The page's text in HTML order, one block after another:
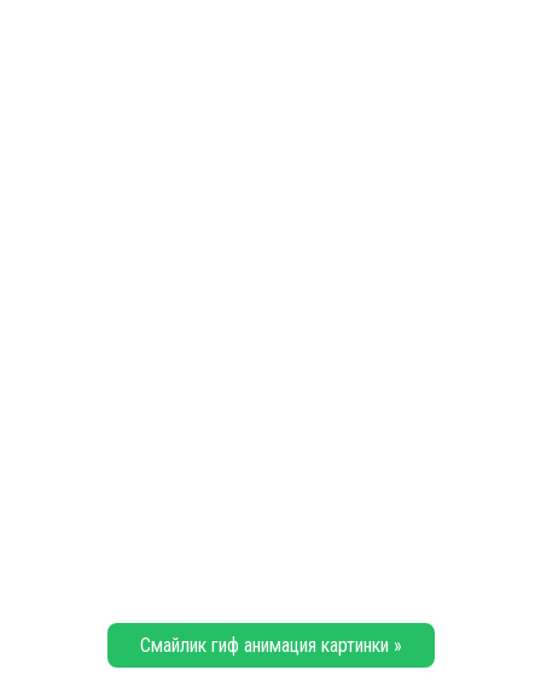
Смайлик гиф анимация картинки »